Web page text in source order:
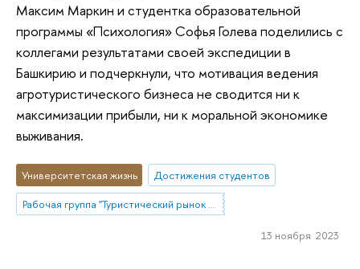
Максим Маркин и студентка образовательной
программы «Психология» Софья Голева поделились с
коллегами результатами своей экспедиции в
Башкирию и подчеркнули, что мотивация ведения
агротуристического бизнеса не сводится ни к
максимизации прибыли, ни к моральной экономике
выживания.
Университетская жизнь
Достижения студентов
Рабочая группа "Туристический рынок в меняющейся социальной реальности: направления развития, участники, методы изучения"
13 ноября 2023